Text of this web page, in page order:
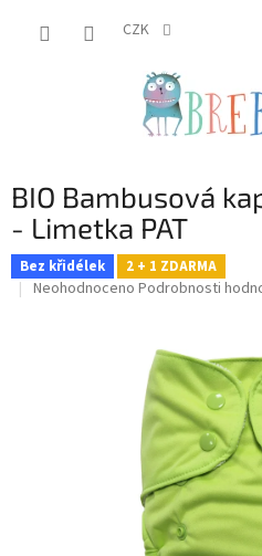
CZK
BIO Bambusová
- Limetka PAT
Bez křidélek 2 + 1 ZDARMA
Průměrné
Neohodnoceno Podrobnosti